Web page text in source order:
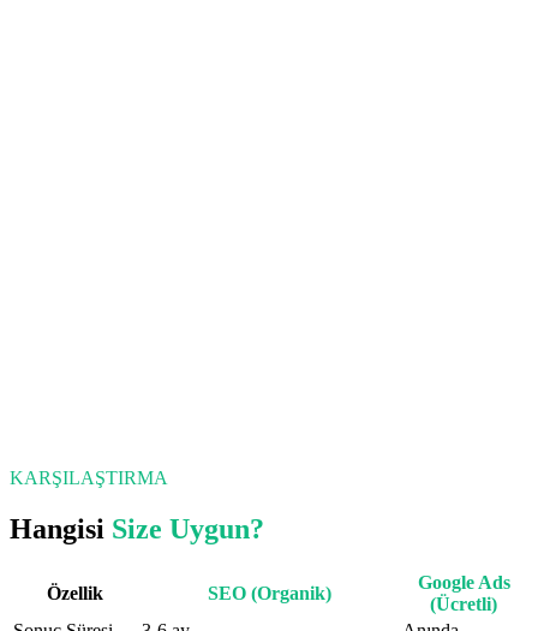
KARŞILAŞTIRMA
Hangisi Size Uygun?
Özellik SEO (Organik)
Google Ads
(Ücretli)